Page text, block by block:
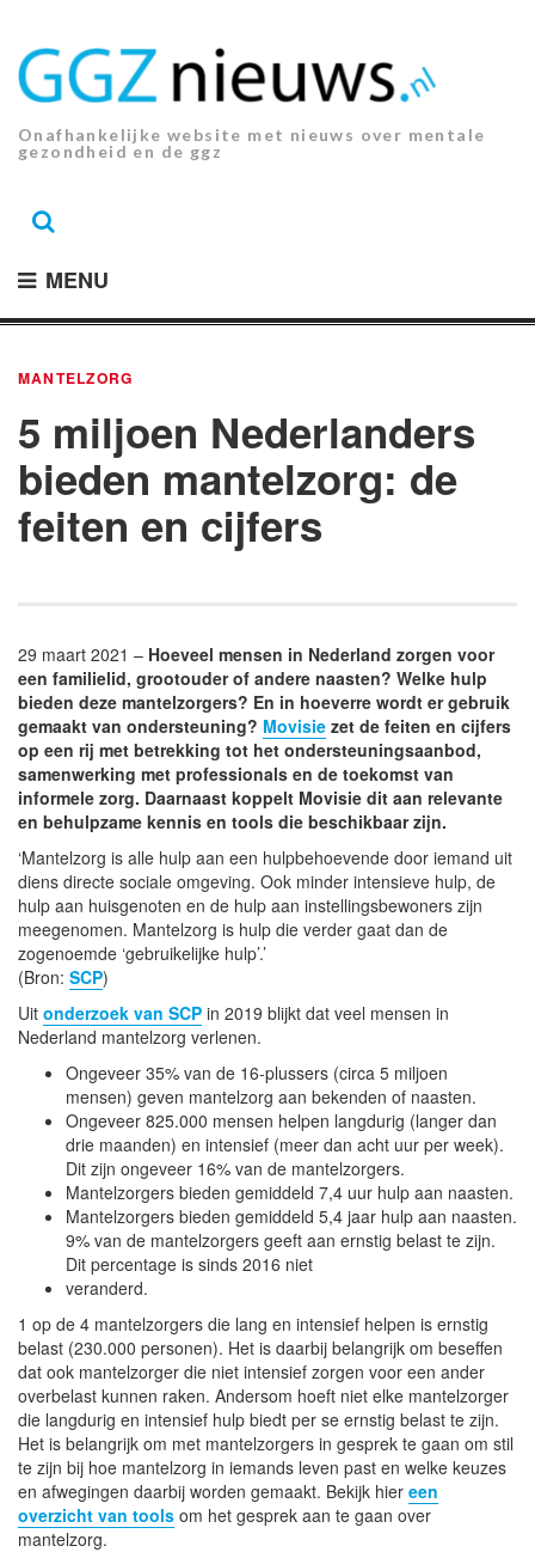
inhoud.
Onafhankelijke website met nieuws over mentale
gezondheid en de ggz
MENU
MANTELZORG
5 miljoen Nederlanders
bieden mantelzorg: de
feiten en cijfers
29 maart 2021 – Hoeveel mensen in Nederland zorgen voor
een familielid, grootouder of andere naasten? Welke hulp
bieden deze mantelzorgers? En in hoeverre wordt er gebruik
gemaakt van ondersteuning? Movisie zet de feiten en cijfers
op een rij met betrekking tot het ondersteuningsaanbod,
samenwerking met professionals en de toekomst van
informele zorg. Daarnaast koppelt Movisie dit aan relevante
en behulpzame kennis en tools die beschikbaar zijn.
‘Mantelzorg is alle hulp aan een hulpbehoevende door iemand uit
diens directe sociale omgeving. Ook minder intensieve hulp, de
hulp aan huisgenoten en de hulp aan instellingsbewoners zijn
meegenomen. Mantelzorg is hulp die verder gaat dan de
zogenoemde ‘gebruikelijke hulp’.’
(Bron: SCP)
Uit onderzoek van SCP in 2019 blijkt dat veel mensen in
Nederland mantelzorg verlenen.
Ongeveer 35% van de 16-plussers (circa 5 miljoen
mensen) geven mantelzorg aan bekenden of naasten.
Ongeveer 825.000 mensen helpen langdurig (langer dan
drie maanden) en intensief (meer dan acht uur per week).
Dit zijn ongeveer 16% van de mantelzorgers.
Mantelzorgers bieden gemiddeld 7,4 uur hulp aan naasten.
Mantelzorgers bieden gemiddeld 5,4 jaar hulp aan naasten.
9% van de mantelzorgers geeft aan ernstig belast te zijn.
Dit percentage is sinds 2016 niet
veranderd.
1 op de 4 mantelzorgers die lang en intensief helpen is ernstig
belast (230.000 personen). Het is daarbij belangrijk om beseffen
dat ook mantelzorger die niet intensief zorgen voor een ander
overbelast kunnen raken. Andersom hoeft niet elke mantelzorger
die langdurig en intensief hulp biedt per se ernstig belast te zijn.
Het is belangrijk om met mantelzorgers in gesprek te gaan om stil
te zijn bij hoe mantelzorg in iemands leven past en welke keuzes
en afwegingen daarbij worden gemaakt. Bekijk hier een
overzicht van tools om het gesprek aan te gaan over
mantelzorg.